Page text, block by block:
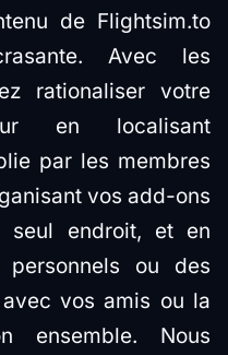
de Flightsim.to
Avec les
rationaliser votre
en localisant
par les membres
vos add-ons
seul endroit, et en
ou des
vos amis ou la
ensemble. Nous